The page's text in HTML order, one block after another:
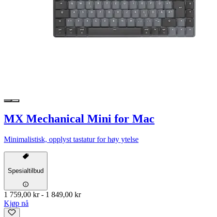
MX Mechanical Mini for Mac
Minimalistisk, opplyst tastatur for høy ytelse
Spesialtilbud
1 759,00 kr- 1 849,00 kr
Kjøp nå